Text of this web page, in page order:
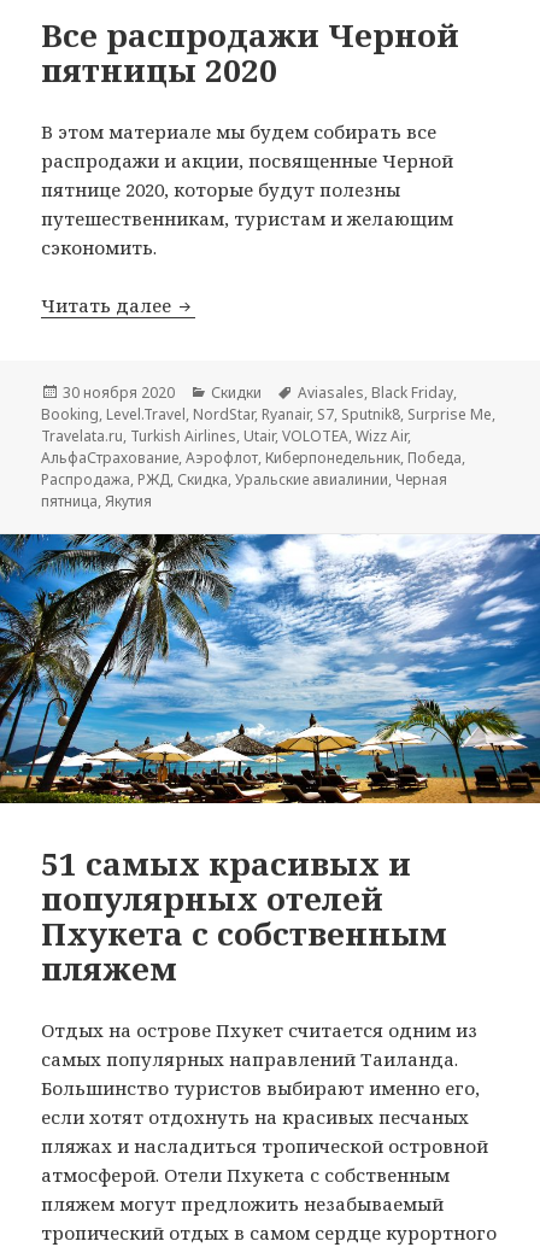
Все распродажи Черной
пятницы 2020
В этом материале мы будем собирать все
распродажи и акции, посвященные Черной
пятнице 2020, которые будут полезны
путешественникам, туристам и желающим
сэкономить.
Читать далее Все распродажи Черной пятницы 2020
Опубликовано
30 ноября 2020 Рубрики
Скидки Метки
Aviasales, Black Friday,
Booking, Level.Travel, NordStar, Ryanair, S7, Sputnik8, Surprise Me,
Travelata.ru, Turkish Airlines, Utair,VOLOTEA,Wizz Air,
АльфаСтрахование,Аэрофлот, Киберпонедельник, Победа,
Распродажа, РЖД, Скидка,Уральские авиалинии, Черная
пятница,Якутия
51 самых красивых и
популярных отелей
Пхукета с собственным
пляжем
Отдых на острове Пхукет считается одним из
самых популярных направлений Таиланда.
Большинство туристов выбирают именно его,
если хотят отдохнуть на красивых песчаных
пляжах и насладиться тропической островной
атмосферой. Отели Пхукета с собственным
пляжем могут предложить незабываемый
тропический отдых в самом сердце курортного